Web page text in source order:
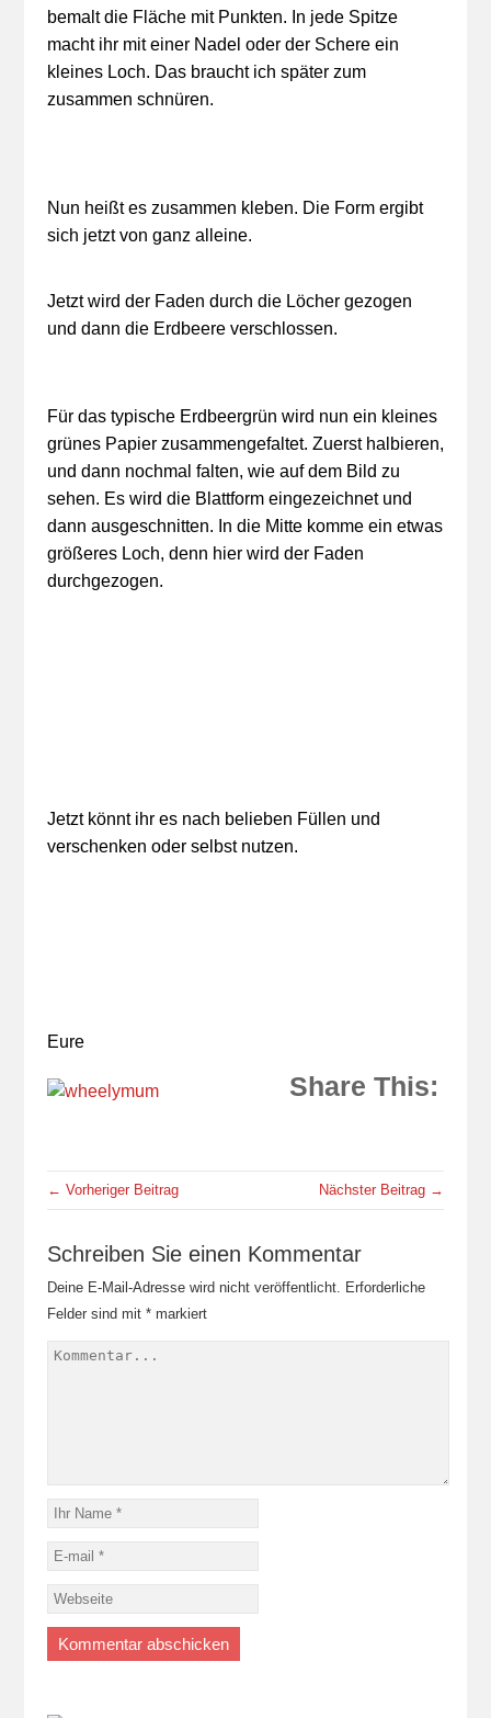
bemalt die Fläche mit Punkten. In jede Spitze
macht ihr mit einer Nadel oder der Schere ein
kleines Loch. Das braucht ich später zum
zusammen schnüren.
Nun heißt es zusammen kleben. Die Form ergibt
sich jetzt von ganz alleine.
Jetzt wird der Faden durch die Löcher gezogen
und dann die Erdbeere verschlossen.
Für das typische Erdbeergrün wird nun ein kleines
grünes Papier zusammengefaltet. Zuerst halbieren,
und dann nochmal falten, wie auf dem Bild zu
sehen. Es wird die Blattform eingezeichnet und
dann ausgeschnitten. In die Mitte komme ein etwas
größeres Loch, denn hier wird der Faden
durchgezogen.
Jetzt könnt ihr es nach belieben Füllen und
verschenken oder selbst nutzen.
Eure
Share This:
← Vorheriger Beitrag Nächster Beitrag →
Schreiben Sie einen Kommentar
Deine E-Mail-Adresse wird nicht veröffentlicht. Erforderliche
Felder sind mit *markiert